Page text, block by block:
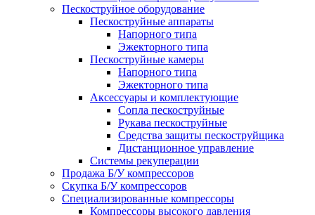
Пескоструйное оборудование
Пескоструйные аппараты
Напорного типа
Эжекторного типа
Пескоструйные камеры
Напорного типа
Эжекторного типа
Аксессуары и комплектующие
Сопла пескоструйные
Рукава пескоструйные
Средства защиты пескоструйщика
Дистанционное управление
Системы рекуперации
Продажа Б/У компрессоров
Скупка Б/У компрессоров
Специализированные компрессоры
Компрессоры высокого давления